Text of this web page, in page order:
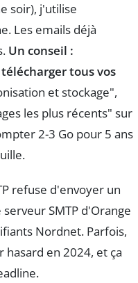
soir), j'utilise
Les emails déjà
Un conseil :
tous vos
et stockage",
les plus récents" sur
2-3 Go pour 5 ans
refuse d'envoyer un
SMTP d'Orange
Nordnet. Parfois,
hasard en 2024, et ça